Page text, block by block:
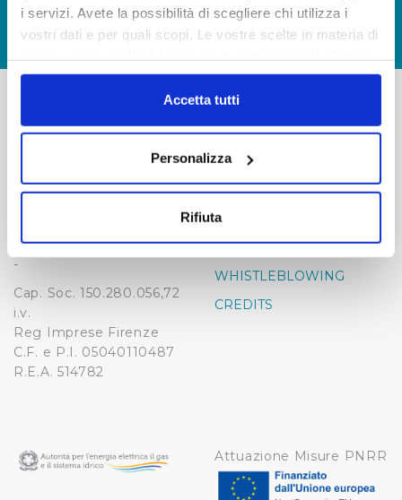
i servizi. Avete la possibilità di scegliere chi utilizza i
vostri dati e per quali scopi. Le vostre scelte in materia di
in cui avete effettuato le vostre scelte. È possibile
modificare o revocare il proprio consenso in qualsiasi
momento dalla Dichiarazione sui cookie o facendo clic
Con il tuo consenso, vorremmo anche:
raccogliere informazioni sulla tua posizione
Identificare il tuo dispositivo, scansionandolo
attivamente alla ricerca di caratteristiche specifiche
Approfondisci come vengono elaborati i tuoi dati personali
e imposta le tue preferenze nella
Utilizziamo dei cookie tecnici necessari per rendere
fruibile il sito web abilitandone funzionalità di base quali
la navigazione sulle pagine e l'accesso alle aree
Accetta tutti
Personalizza
Rifiuta
GIUDICA IL SERVIZIO
LAVORA CON NOI
50126 Fi
-
Cap. Soc. 150.280.056,72
i.v.
Reg Imprese Firenze
C.F. e P.I. 05040110487
R.E.A. 514782
-
FAQ
PRIVACY POLICY
NOTE LEGALI
COOKIE
WHISTLEBLOWING
CREDITS
Attuazione Misure PNRR